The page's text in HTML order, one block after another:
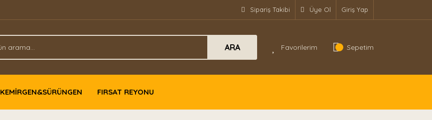
Sipariş Takibi Üye Ol Giriş Yap
ARA Favorilerim Sepetim
KEMİRGEN&SÜRÜNGEN FIRSAT REYONU